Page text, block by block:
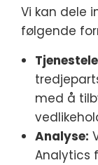
Vi kan dele
følgende
med å
Analyse:
Analytics